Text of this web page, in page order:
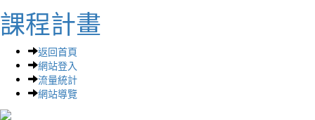
課程計畫
返回首頁
網站登入
流量統計
網站導覽